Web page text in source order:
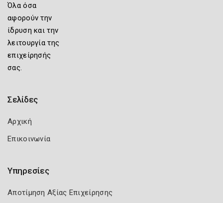
Όλα όσα
αφορούν την
ίδρυση και την
λειτουργία της
επιχείρησής
σας.
Σελίδες
Αρχική
Επικοινωνία
Υπηρεσίες
Αποτίμηση Αξίας Επιχείρησης